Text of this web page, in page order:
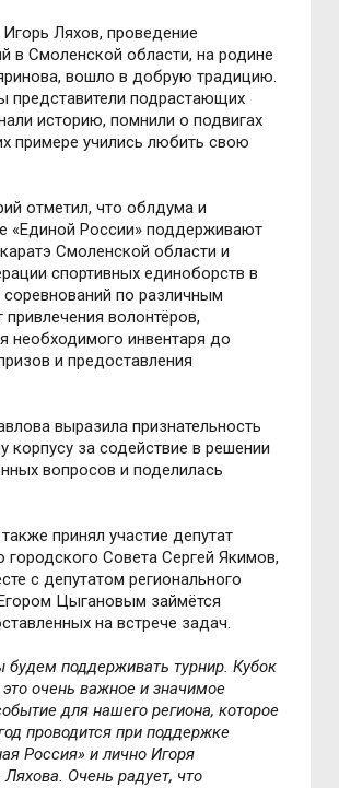
Ляхов, проведение
в Смоленской области, на родине
вошло в добрую традицию.
представители подрастающих
историю, помнили о подвигах
примере учились любить свою
отметил, что облдума и
«Единой России» поддерживают
Смоленской области и
спортивных единоборств в
соревнований по различным
волонтёров,
необходимого инвентаря до
и предоставления
выразила признательность
корпусу за содействие в решении
вопросов и поделилась
принял участие депутат
городского Совета Сергей Якимов,
с депутатом регионального
Цыгановым займётся
на встрече задач.
будем поддерживать турнир. Кубок
очень важное и значимое
для нашего региона, которое
проводится при поддержке
Россия» и лично Игоря
Очень радует, что